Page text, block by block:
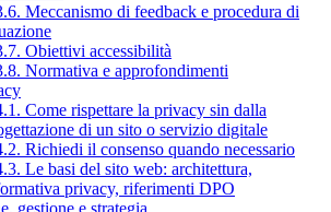
Meccanismo di feedback e procedura di
Obiettivi accessibilità
Normativa e approfondimenti
Come rispettare la privacy sin dalla
di un sito o servizio digitale
Richiedi il consenso quando necessario
Le basi del sito web: architettura,
privacy, riferimenti DPO
gestione e strategia